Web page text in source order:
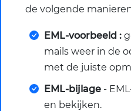
de volgende
EML-voorbeeld :
mails weer in de
met de juiste
EML-bijlage -
en bekijken.